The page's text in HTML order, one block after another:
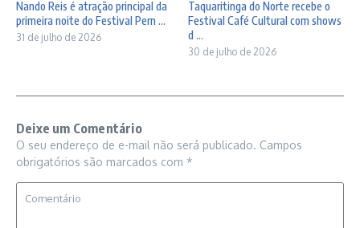
Nando Reis é atração principal da
primeira noite do Festival Pern ...
31 de julho de 2026
Taquaritinga do Norte recebe o
Festival Café Cultural com shows
d ...
30 de julho de 2026
Deixe um Comentário
O seu endereço de e-mail não será publicado. Campos
obrigatórios são marcados com *